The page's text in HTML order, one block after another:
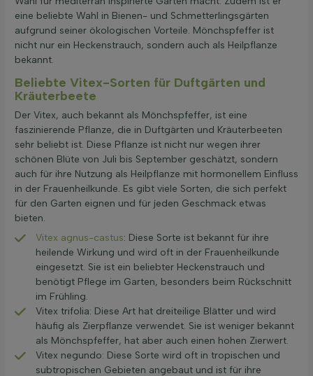
eine beliebte Wahl in Bienen- und Schmetterlingsgärten
aufgrund seiner ökologischen Vorteile. Mönchspfeffer ist
nicht nur ein Heckenstrauch, sondern auch als Heilpflanze
bekannt.
Beliebte Vitex-Sorten für Duftgärten und
Kräuterbeete
Der Vitex, auch bekannt als Mönchspfeffer, ist eine
faszinierende Pflanze, die in Duftgärten und Kräuterbeeten
sehr beliebt ist. Diese Pflanze ist nicht nur wegen ihrer
schönen Blüte von Juli bis September geschätzt, sondern
auch für ihre Nutzung als Heilpflanze mit hormonellem Einfluss
in der Frauenheilkunde. Es gibt viele Sorten, die sich perfekt
für den Garten eignen und für jeden Geschmack etwas
bieten.
Vitex agnus-castus: Diese Sorte ist bekannt für ihre
heilende Wirkung und wird oft in der Frauenheilkunde
eingesetzt. Sie ist ein beliebter Heckenstrauch und
benötigt Pflege im Garten, besonders beim Rückschnitt
im Frühling.
Vitex trifolia: Diese Art hat dreiteilige Blätter und wird
häufig als Zierpflanze verwendet. Sie ist weniger bekannt
als Mönchspfeffer, hat aber auch einen hohen Zierwert.
Vitex negundo: Diese Sorte wird oft in tropischen und
subtropischen Gebieten angebaut und ist für ihre